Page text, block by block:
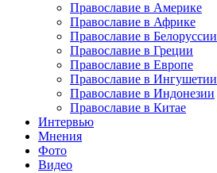
Православие в Америке
Православие в Африке
Православие в Белоруссии
Православие в Греции
Православие в Европе
Православие в Ингушетии
Православие в Индонезии
Православие в Китае
Интервью
Мнения
Фото
Видео